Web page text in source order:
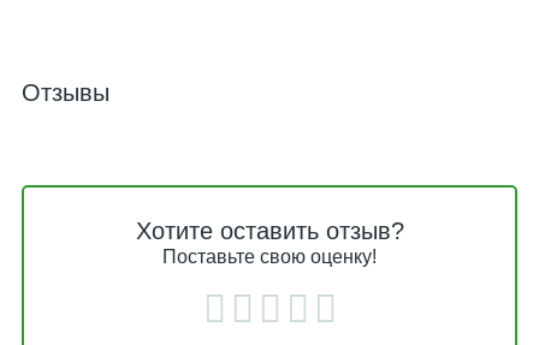
Отзывы
Хотите оставить отзыв?
Поставьте свою оценку!